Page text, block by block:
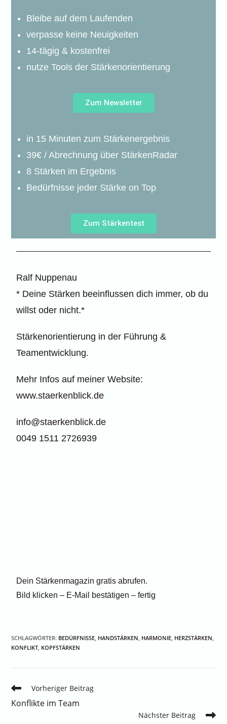
Bleibe auf dem Laufenden
verpasse keine Neuigkeiten
14-tägig & kostenfrei
nutze Tools der Stärkenorientierung
Zum Newsletter
in 15 Minuten zum Stärkenergebnis
39€ / Abrechnung über StärkenRadar
8 Stärken im Ergebnis
Bedürfnisse jeder Stärke on Top
Zum Stärkentest
Ralf Nuppenau
* Deine Stärken beeinflussen dich immer, ob du
willst oder nicht.*
Stärkenorientierung in der Führung &
Teamentwicklung.
Mehr Infos auf meiner Website:
www.staerkenblick.de
info@staerkenblick.de
0049 1511 2726939
Dein Stärkenmagazin gratis abrufen.
Bild klicken – E-Mail bestätigen – fertig
SCHLAGWÖRTER: BEDÜRFNISSE, HANDSTÄRKEN, HARMONIE, HERZSTÄRKEN,
KONFLIKT, KOPFSTÄRKEN
Vorheriger Beitrag
Konflikte im Team
Nächster Beitrag